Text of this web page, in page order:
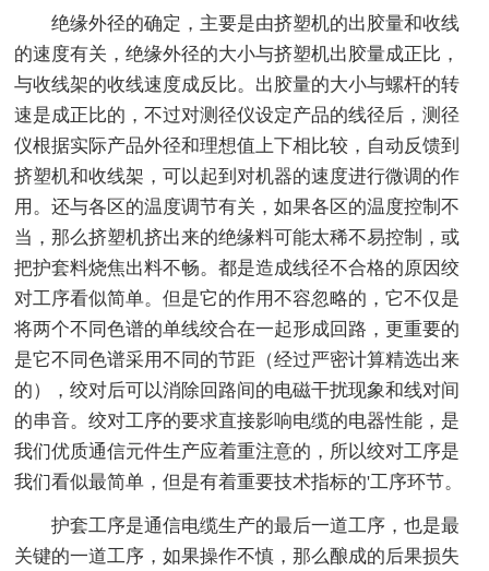
绝缘外径的确定，主要是由挤塑机的出胶量和收线
的速度有关，绝缘外径的大小与挤塑机出胶量成正比，
与收线架的收线速度成反比。出胶量的大小与螺杆的转
速是成正比的，不过对测径仪设定产品的线径后，测径
仪根据实际产品外径和理想值上下相比较，自动反馈到
挤塑机和收线架，可以起到对机器的速度进行微调的作
用。还与各区的温度调节有关，如果各区的温度控制不
当，那么挤塑机挤出来的绝缘料可能太稀不易控制，或
把护套料烧焦出料不畅。都是造成线径不合格的原因绞
对工序看似简单。但是它的作用不容忽略的，它不仅是
将两个不同色谱的单线绞合在一起形成回路，更重要的
是它不同色谱采用不同的节距（经过严密计算精选出来
的），绞对后可以消除回路间的电磁干扰现象和线对间
的串音。绞对工序的要求直接影响电缆的电器性能，是
我们优质通信元件生产应着重注意的，所以绞对工序是
我们看似最简单，但是有着重要技术指标的'工序环节。
护套工序是通信电缆生产的最后一道工序，也是最
关键的一道工序，如果操作不慎，那么酿成的后果损失